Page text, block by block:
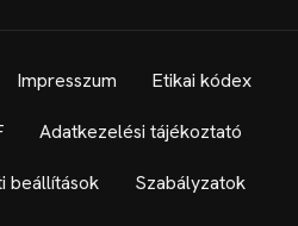
Impresszum Etikai kódex
Adatkezelési tájékoztató
beállítások Szabályzatok